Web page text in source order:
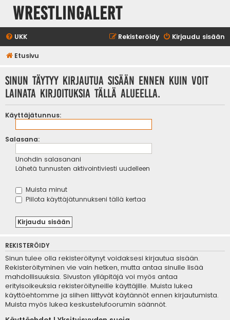
WrestlingAlert
UKK Kirjaudu sisään
Rekisteröidy
Etusivu
Sinun täytyy kirjautua sisään ennen kuin voit
lainata kirjoituksia tällä alueella.
Käyttäjätunnus:
Salasana:
Unohdin salasanani
Lähetä tunnusten aktivointiviesti uudelleen
Muista minut
Piilota käyttäjätunnukseni tällä kertaa
REKISTERÖIDY
Sinun tulee olla rekisteröitynyt voidaksesi kirjautua sisään.
Rekisteröityminen vie vain hetken, mutta antaa sinulle lisää
mahdollisuuksia. Sivuston ylläpitäjä voi myös antaa
erityisoikeuksia rekisteröityneille käyttäjille. Muista lukea
käyttöehtomme ja siihen liittyvät käytännöt ennen kirjautumista.
Muista myös lukea keskustelufoorumin säännöt.